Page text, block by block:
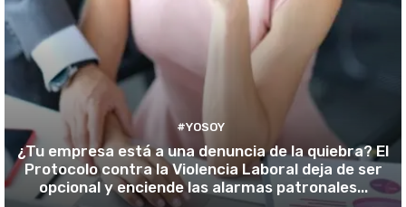
#YOSOY
¿Tu empresa está a una denuncia de la quiebra? El
Protocolo contra la Violencia Laboral deja de ser
opcional y enciende las alarmas patronales...